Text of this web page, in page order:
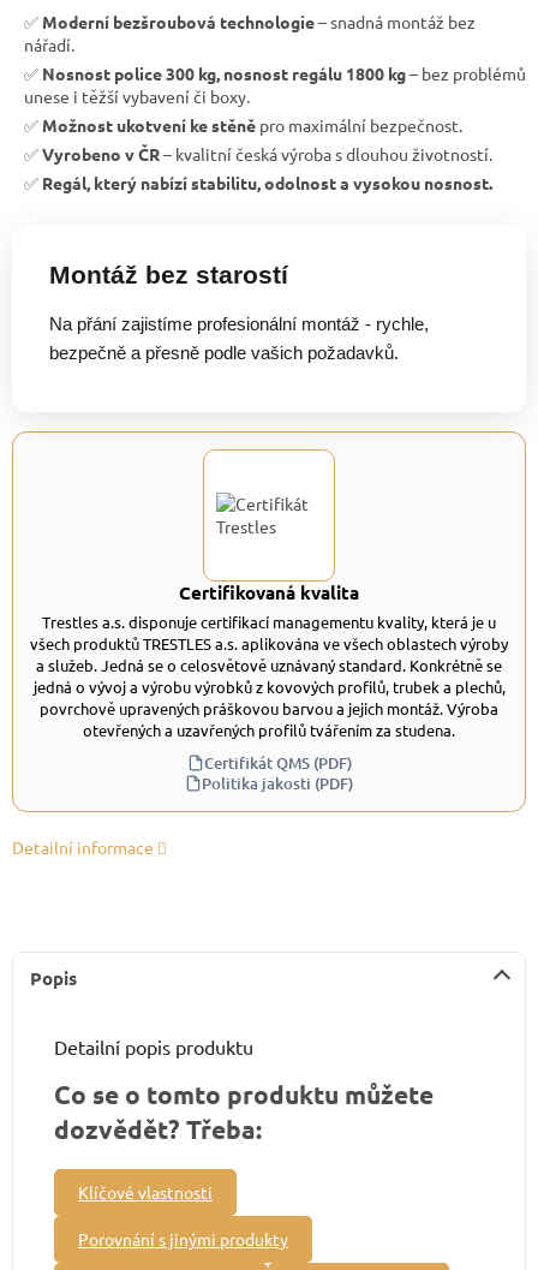
✅ Moderní bezšroubová technologie– snadná montáž bez
nářadí.
✅ Nosnost police 300 kg, nosnost regálu 1800 kg– bez problémů
unese i těžší vybavení či boxy.
✅ Možnost ukotvení ke stěně pro maximální bezpečnost.
✅Vyrobeno v ČR– kvalitní česká výroba s dlouhou životností.
✅ Regál, který nabízí stabilitu, odolnost a vysokou nosnost.
Montáž bez starostí
Na přání zajistíme profesionální montáž - rychle,
bezpečně a přesně podle vašich požadavků.
Certifikovaná kvalita
Trestles a.s. disponuje certifikací managementu kvality, která je u
všech produktů TRESTLES a.s. aplikována ve všech oblastech výroby
a služeb. Jedná se o celosvětově uznávaný standard. Konkrétně se
jedná o vývoj a výrobu výrobků z kovových profilů, trubek a plechů,
povrchově upravených práškovou barvou a jejich montáž. Výroba
otevřených a uzavřených profilů tvářením za studena.
Certifikát QMS (PDF)
Politika jakosti (PDF)
Detailní informace
Popis
Detailní popis produktu
Co se o tomto produktu můžete
dozvědět? Třeba:
Klíčové vlastnosti
Porovnání s jinými produkty